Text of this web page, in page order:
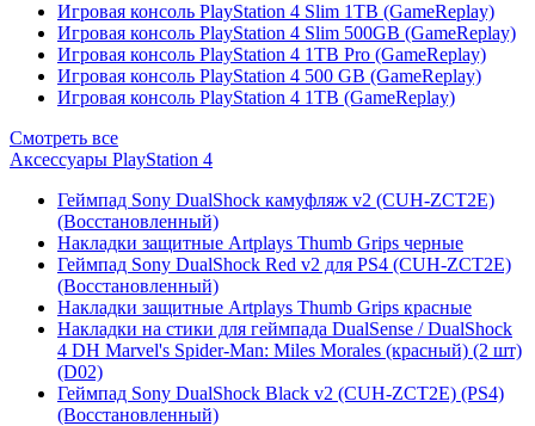
Игровая консоль PlayStation 4 Slim 1TB (GameReplay)
Игровая консоль PlayStation 4 Slim 500GB (GameReplay)
Игровая консоль PlayStation 4 1TB Pro (GameReplay)
Игровая консоль PlayStation 4 500 GB (GameReplay)
Игровая консоль PlayStation 4 1TB (GameReplay)
Смотреть все
Аксессуары PlayStation 4
Геймпад Sony DualShock камуфляж v2 (CUH-ZCT2E)
(Восстановленный)
Накладки защитные Artplays Thumb Grips черные
Геймпад Sony DualShock Red v2 для PS4 (CUH-ZCT2E)
(Восстановленный)
Накладки защитные Artplays Thumb Grips красные
Накладки на стики для геймпада DualSense / DualShock
4 DH Marvel's Spider-Man: Miles Morales (красный) (2 шт)
(D02)
Геймпад Sony DualShock Black v2 (CUH-ZCT2E) (PS4)
(Восстановленный)